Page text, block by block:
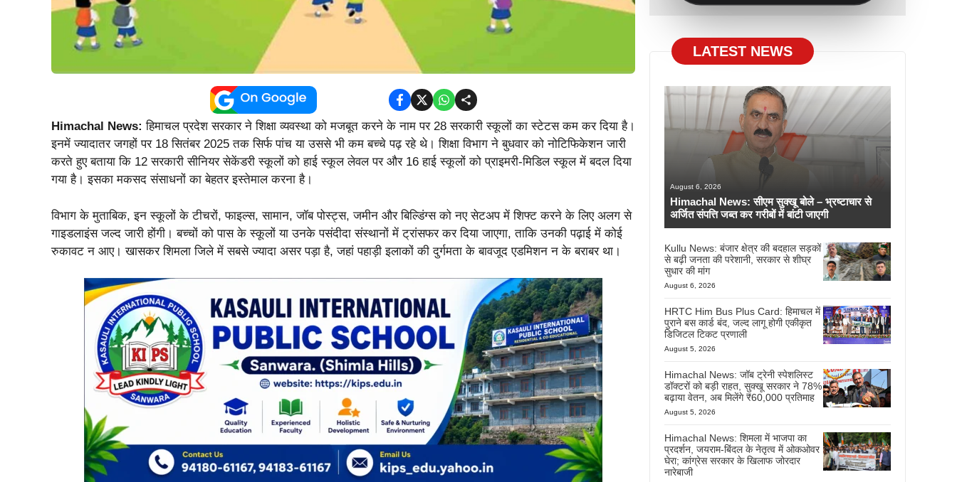
Himachal News:हिमाचल प्रदेश सरकार ने शिक्षा व्यवस्था को मजबूत करने के नाम पर 28 सरकारी स्कूलों का स्टेटस कम कर दिया है।
इनमें ज्यादातर जगहों पर 18 सितंबर 2025 तक सिर्फ पांच या उससे भी कम बच्चे पढ़ रहे थे। शिक्षा विभाग ने बुधवार को नोटिफिकेशन जारी
करते हुए बताया कि 12 सरकारी सीनियर सेकेंडरी स्कूलों को हाई स्कूल लेवल पर और 16 हाई स्कूलों को प्राइमरी-मिडिल स्कूल में बदल दिया
गया है। इसका मकसद संसाधनों का बेहतर इस्तेमाल करना है।
विभाग के मुताबिक, इन स्कूलों के टीचरों, फाइल्स, सामान, जॉब पोस्ट्स, जमीन और बिल्डिंग्स को नए सेटअप में शिफ्ट करने के लिए अलग से
गाइडलाइंस जल्द जारी होंगी। बच्चों को पास के स्कूलों या उनके पसंदीदा संस्थानों में ट्रांसफर कर दिया जाएगा, ताकि उनकी पढ़ाई में कोई
रुकावट न आए। खासकर शिमला जिले में सबसे ज्यादा असर पड़ा है, जहां पहाड़ी इलाकों की दुर्गमता के बावजूद एडमिशन न के बराबर था।
LATEST NEWS
August 6, 2026
Himachal News: सीएम सुक्खू बोले – भ्रष्टाचार से
अर्जित संपत्ति जब्त कर गरीबों में बांटी जाएगी
Kullu News: बंजार क्षेत्र की बदहाल सड़कों
से बढ़ी जनता की परेशानी, सरकार से शीघ्र
सुधार की मांग
August 6, 2026
HRTC Him Bus Plus Card: हिमाचल में
पुराने बस कार्ड बंद, जल्द लागू होगी एकीकृत
डिजिटल टिकट प्रणाली
August 5, 2026
Himachal News: जॉब ट्रेनी स्पेशलिस्ट
डॉक्टरों को बड़ी राहत, सुक्खू सरकार ने 78%
बढ़ाया वेतन, अब मिलेंगे ₹60,000 प्रतिमाह
August 5, 2026
Himachal News: शिमला में भाजपा का
प्रदर्शन, जयराम-बिंदल के नेतृत्व में ओकओवर
घेरा; कांग्रेस सरकार के खिलाफ जोरदार
नारेबाजी